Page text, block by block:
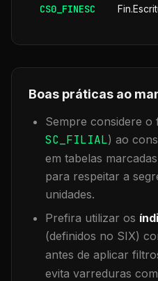
CS0_FINESC
Boas práticas ao
Sempre considere o
SC_FILIAL) ao
em tabelas
para respeitar a
unidades.
Prefira utilizar os
(definidos no SIX)
antes de aplicar
evita varreduras